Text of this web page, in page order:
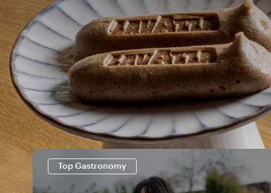
Top Gastronomy